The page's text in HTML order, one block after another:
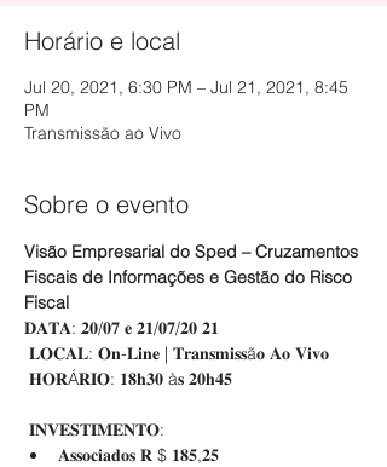
Horário e local
Jul 20, 2021, 6:30 PM – Jul 21, 2021, 8:45
PM
Transmissão ao Vivo
Sobre o evento
Visão Empresarial do Sped – Cruzamentos
Fiscais de Informações e Gestão do Risco
Fiscal
𝐃𝐀𝐓𝐀: 𝟐𝟎/𝟎𝟕 𝐞 𝟐𝟏/𝟎𝟕/𝟐𝟎 𝟐𝟏
𝐈𝐍𝐕𝐄𝐒𝐓𝐈𝐌𝐄𝐍𝐓𝐎:
𝐀𝐬𝐬𝐨𝐜𝐢𝐚𝐝𝐨𝐬 𝐑 $ 𝟏𝟖𝟓,𝟐𝟓